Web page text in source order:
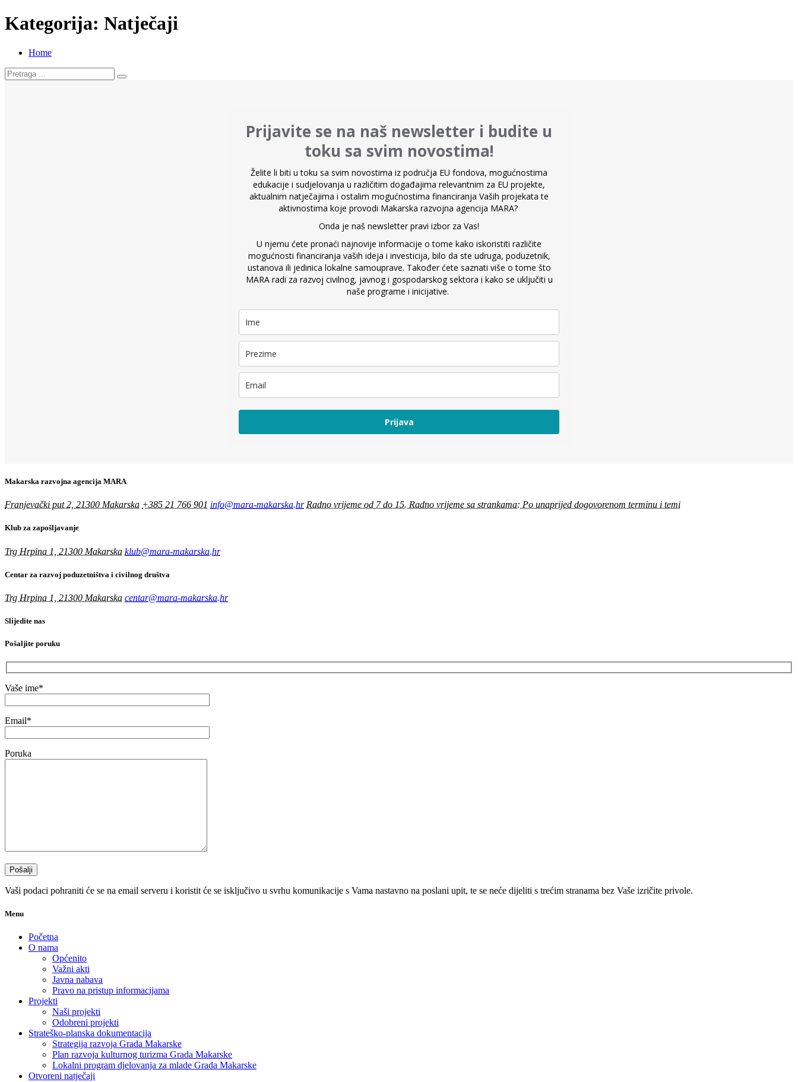
Kategorija: Natječaji
Home
Prijavite se na naš newsletter i budite u
toku sa svim novostima!
Želite li biti u toku sa svim novostima iz područja EU fondova, mogućnostima
edukacije i sudjelovanja u različitim događajima relevantnim za EU projekte,
aktualnim natječajima i ostalim mogućnostima financiranja Vaših projekata te
aktivnostima koje provodi Makarska razvojna agencija MARA?
Onda je naš newsletter pravi izbor za Vas!
U njemu ćete pronaći najnovije informacije o tome kako iskoristiti različite
mogućnosti financiranja vaših ideja i investicija, bilo da ste udruga, poduzetnik,
ustanova ili jedinica lokalne samouprave. Također ćete saznati više o tome što
MARA radi za razvoj civilnog, javnog i gospodarskog sektora i kako se uključiti u
naše programe i inicijative.
Prijava
Makarska razvojna agencija MARA
Franjevački put 2, 21300 Makarska +385 21 766 901 info@mara-makarska.hr Radno vrijeme od 7 do 15. Radno vrijeme sa strankama: Po unaprijed dogovorenom terminu i temi
Klub za zapošljavanje
Trg Hrpina 1, 21300 Makarska klub@mara-makarska.hr
Centar za razvoj poduzetništva i civilnog društva
Trg Hrpina 1, 21300 Makarska centar@mara-makarska.hr
Slijedite nas
Pošaljite poruku
Vaše ime*
Email*
Poruka
Vaši podaci pohraniti će se na email serveru i koristit će se isključivo u svrhu komunikacije s Vama nastavno na poslani upit, te se neće dijeliti s trećim stranama bez Vaše izričite privole.
Menu
Početna
O nama
Općenito
Važni akti
Javna nabava
Pravo na pristup informacijama
Projekti
Naši projekti
Odobreni projekti
Strateško-planska dokumentacija
Strategija razvoja Grada Makarske
Plan razvoja kulturnog turizma Grada Makarske
Lokalni program djelovanja za mlade Grada Makarske
Otvoreni natječaji